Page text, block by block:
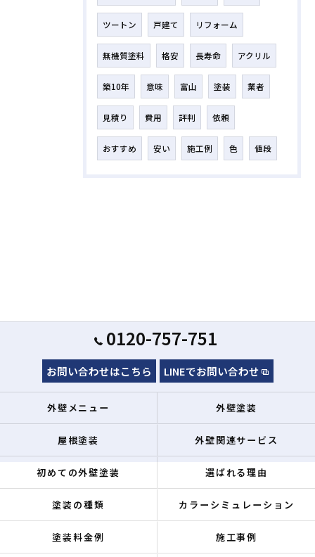
ツートン 戸建て リフォーム
無機質塗料 格安 長寿命 アクリル
築10年 意味 富山 塗装 業者
見積り 費用 評判 依頼
おすすめ 安い 施工例 色 値段
0120-757-751
お問い合わせはこちら LINEでお問い合わせ
外壁メニュー 外壁塗装
屋根塗装 外壁関連サービス
初めての外壁塗装 選ばれる理由
塗装の種類 カラーシミュレーション
塗装料金例 施工事例